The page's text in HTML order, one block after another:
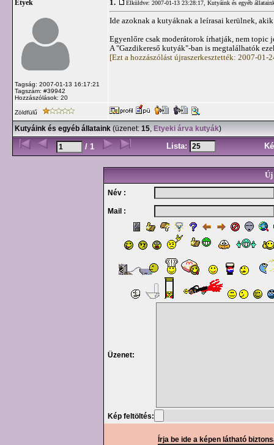
Etyek
Tagság: 2007-01-13 16:17:21
Tagszám: #39942
Hozzászólások: 20
1. Elküldve: 2007-01-13 23:28:17, Kutyáink és egyéb
Ide azoknak a kutyáknak a leírasai kerülnek,
Egyenlőre csak moderátorok írhatják, nem
A "Gazdikereső kutyák"-ban is megtalálhatók
[Ezt a hozzászólást újraszerkesztették: 2007-01-
Zöldfülű
Kutyáink és egyéb állataink (üzenet: 15, Etyeki árva kutyák)
/ 1 Lista:
Új
Név :
Mail :
Üzenet:
Kép feltöltés:
Írja be ide a képen látható